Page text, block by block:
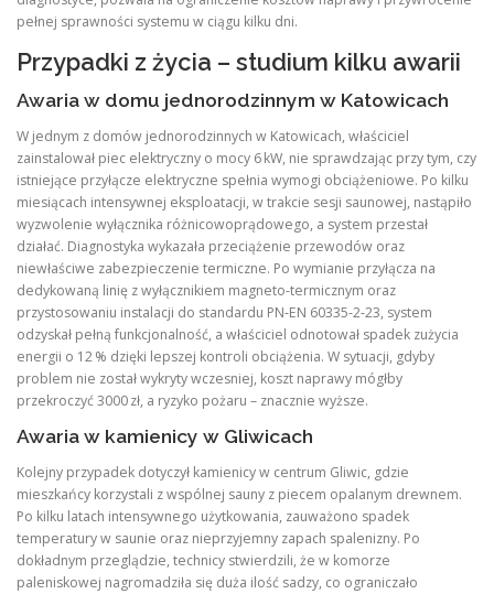
pełnej sprawności systemu w ciągu kilku dni.
Przypadki z życia – studium kilku awarii
Awaria w domu jednorodzinnym w Katowicach
W jednym z domów jednorodzinnych w Katowicach, właściciel
zainstalował piec elektryczny o mocy 6 kW, nie sprawdzając przy tym, czy
istniejące przyłącze elektryczne spełnia wymogi obciążeniowe. Po kilku
miesiącach intensywnej eksploatacji, w trakcie sesji saunowej, nastąpiło
wyzwolenie wyłącznika różnicowoprądowego, a system przestał
działać. Diagnostyka wykazała przeciążenie przewodów oraz
niewłaściwe zabezpieczenie termiczne. Po wymianie przyłącza na
dedykowaną linię z wyłącznikiem magneto‑termicznym oraz
przystosowaniu instalacji do standardu PN‑EN 60335‑2‑23, system
odzyskał pełną funkcjonalność, a właściciel odnotował spadek zużycia
energii o 12 % dzięki lepszej kontroli obciążenia. W sytuacji, gdyby
problem nie został wykryty wczesniej, koszt naprawy mógłby
przekroczyć 3000 zł, a ryzyko pożaru – znacznie wyższe.
Awaria w kamienicy w Gliwicach
Kolejny przypadek dotyczył kamienicy w centrum Gliwic, gdzie
mieszkańcy korzystali z wspólnej sauny z piecem opalanym drewnem.
Po kilku latach intensywnego użytkowania, zauważono spadek
temperatury w saunie oraz nieprzyjemny zapach spalenizny. Po
dokładnym przeglądzie, technicy stwierdzili, że w komorze
paleniskowej nagromadziła się duża ilość sadzy, co ograniczało